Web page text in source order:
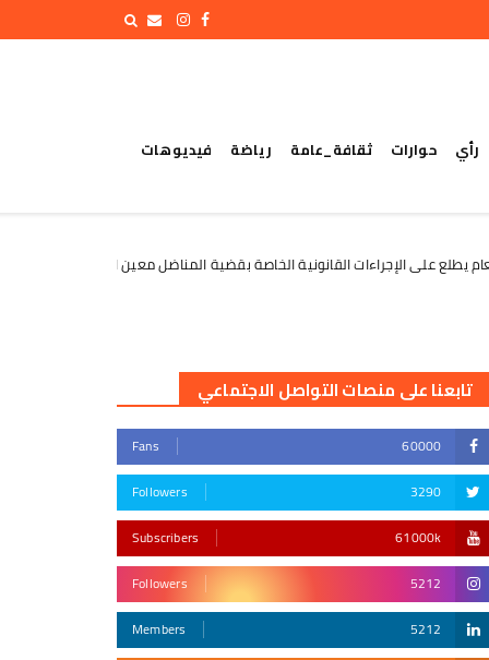
رأي حوارات ثقافة_عامة رياضة فيديوهات
الإجراءات القانونية الخاصة بقضية المناضل معين المقرحي ومعتقلي تظاهرة
تابعنا على منصات التواصل الاجتماعي
60000
Fans
3290
Followers
61000k
Subscribers
5212
Followers
5212
Members